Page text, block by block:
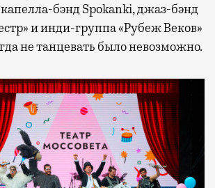
бэнд Spokanki, джаз-бэнд
и инди-группа «Рубеж Веков»
не танцевать было невозможно.